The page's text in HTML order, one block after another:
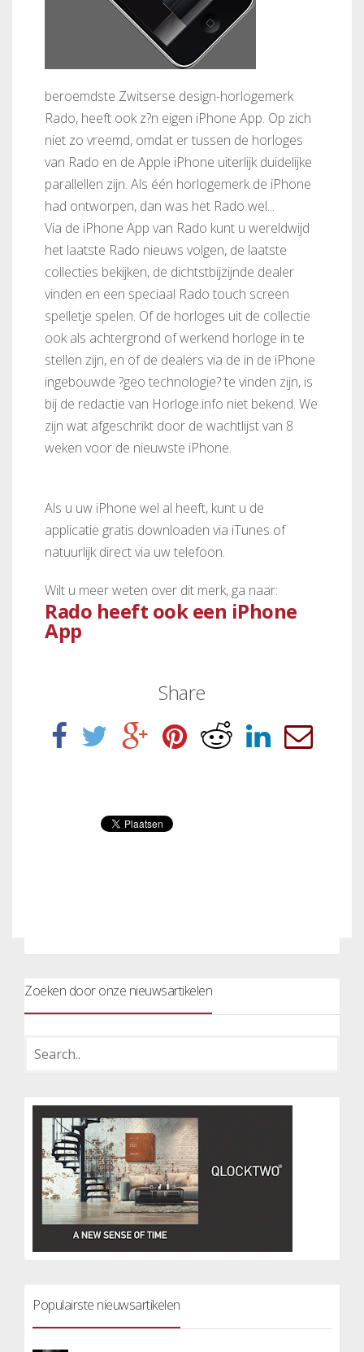
beroemdste Zwitserse design-horlogemerk
Rado, heeft ook z?n eigen iPhone App. Op zich
niet zo vreemd, omdat er tussen de horloges
van Rado en de Apple iPhone uiterlijk duidelijke
parallellen zijn. Als één horlogemerk de iPhone
had ontworpen, dan was het Rado wel...
Via de iPhone App van Rado kunt u wereldwijd
het laatste Rado nieuws volgen, de laatste
collecties bekijken, de dichtstbijzijnde dealer
vinden en een speciaal Rado touch screen
spelletje spelen. Of de horloges uit de collectie
ook als achtergrond of werkend horloge in te
stellen zijn, en of de dealers via de in de iPhone
ingebouwde ?geo technologie? te vinden zijn, is
bij de redactie van Horloge.info niet bekend. We
zijn wat afgeschrikt door de wachtlijst van 8
weken voor de nieuwste iPhone.
Als u uw iPhone wel al heeft, kunt u de
applicatie gratis downloaden via iTunes of
natuurlijk direct via uw telefoon.
Wilt u meer weten over dit merk, ga naar:
Rado heeft ook een iPhone
App
Share
Zoeken door onze nieuwsartikelen
Populairste nieuwsartikelen